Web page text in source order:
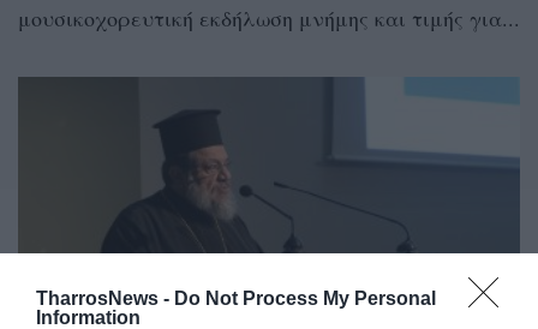
TharrosNews - Do Not Process My Personal
Information
μουσικοχορευτική εκδήλωση μνήμης και τιμής για...